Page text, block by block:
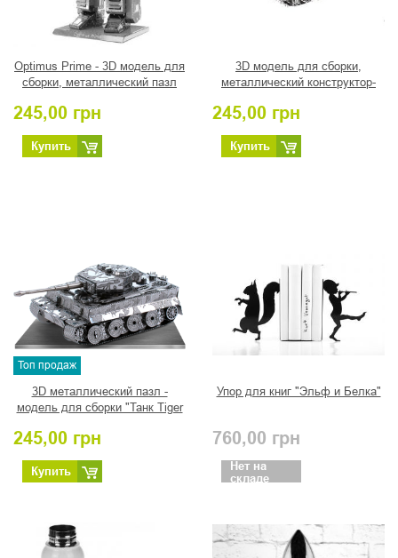
Optimus Prime - 3D модель для
сборки, металлический пазл
245,00 грн
Купить
3D модель для сборки,
металлический конструктор-
245,00 грн
Купить
Топ продаж
3D металлический пазл -
модель для сборки "Танк Tiger
245,00 грн
Купить
Упор для книг "Эльф и Белка"
760,00 грн
Нет на
складе